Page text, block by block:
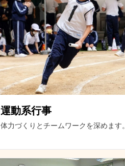
運動系行事
体力づくりとチームワークを深めます。